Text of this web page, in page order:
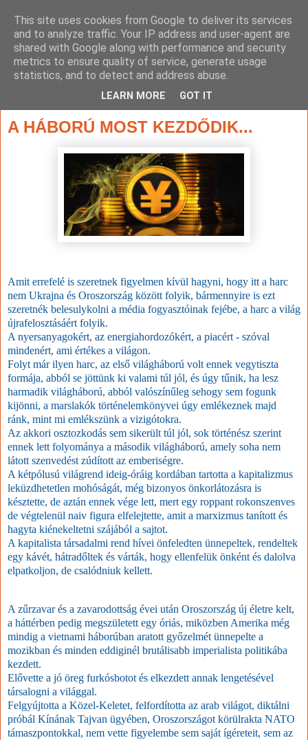
A HÁBORÚ MOST KEZDŐDIK...
Amit errefelé is szeretnek figyelmen kívül hagyni, hogy itt a harc
nem Ukrajna és Oroszország között folyik, bármennyire is ezt
szeretnék belesulykolni a média fogyasztóinak fejébe, a harc a világ
újrafelosztásáért folyik.
A nyersanyagokért, az energiahordozókért, a piacért - szóval
mindenért, ami értékes a világon.
Folyt már ilyen harc, az első világháború volt ennek vegytiszta
formája, abból se jöttünk ki valami túl jól, és úgy tűnik, ha lesz
harmadik világháború, abból valószínűleg sehogy sem fogunk
kijönni, a marslakók történelemkönyvei úgy emlékeznek majd
ránk, mint mi emlékszünk a vizigótokra.
Az akkori osztozkodás sem sikerült túl jól, sok történész szerint
ennek lett folyománya a második világháború, amely soha nem
látott szenvedést zúdított az emberiségre.
A kétpólusú világrend ideig-óráig kordában tartotta a kapitalizmus
leküzdhetetlen mohóságát, még bizonyos önkorlátozásra is
késztette, de aztán ennek vége lett, mert egy roppant rokonszenves
de végtelenül naiv figura elfelejtette, amit a marxizmus tanított és
hagyta kiénekeltetni szájából a sajtot.
A kapitalista társadalmi rend hívei önfeledten ünnepeltek, rendeltek
egy kávét, hátradőltek és várták, hogy ellenfelük önként és dalolva
elpatkoljon, de csalódniuk kellett.
A zűrzavar és a zavarodottság évei után Oroszország új életre kelt,
a háttérben pedig megszületett egy óriás, miközben Amerika még
mindig a vietnami háborúban aratott győzelmét ünnepelte a
mozikban és minden eddiginél brutálisabb imperialista politikába
kezdett.
Elővette a jó öreg furkósbotot és elkezdett annak lengetésével
társalogni a világgal.
Felgyújtotta a Közel-Keletet, felfordította az arab világot, diktálni
próbál Kínának Tajvan ügyében, Oroszországot körülrakta NATO
támaszpontokkal, nem vette figyelembe sem saját ígéreteit, sem az
This site uses cookies from Google to deliver its services
and to analyze traffic. Your IP address and user-agent are
shared with Google along with performance and security
metrics to ensure quality of service, generate usage
statistics, and to detect and address abuse.
LEARN MORE GOT IT